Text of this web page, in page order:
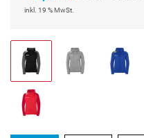
inkl. 19 % MwSt.